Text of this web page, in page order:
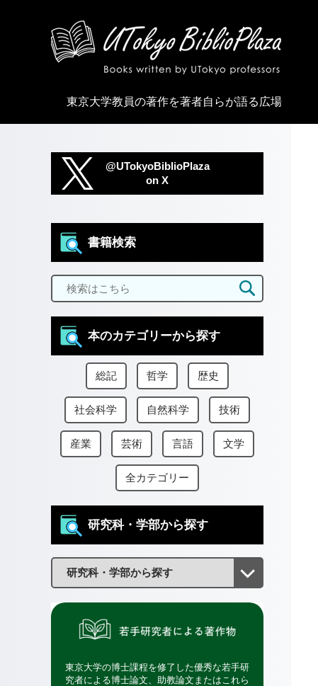
東京大学教員の著作を著者自らが語る広場
@UTokyoBiblioPlaza
on X
書籍検索
本のカテゴリーから探す
総記 哲学 歴史
社会科学 自然科学 技術
産業 芸術 言語 文学
全カテゴリー
研究科・学部から探す
東京大学の博士課程を修了した優秀な若手研
究者による博士論文、助教論文またはこれら